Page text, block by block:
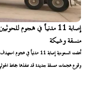
إصابة 11 مدنياً في هجوم
منسقة وشيكة
أعلنت السعودية إصابة 11
وقوع هجمات منسقة جديدة قد تنفذها جماعة